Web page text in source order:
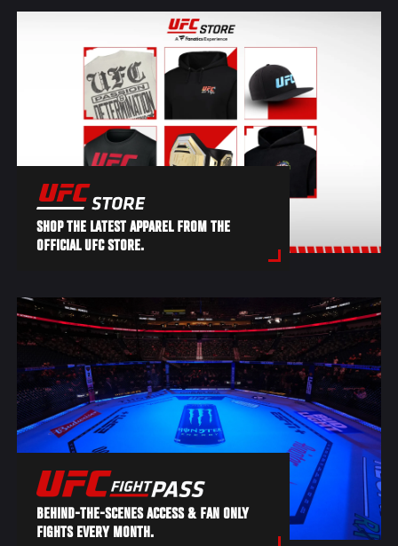
SHOP THE LATEST APPAREL FROM THE
OFFICIAL UFC STORE.
BEHIND-THE-SCENES ACCESS & FAN ONLY
FIGHTS EVERY MONTH.